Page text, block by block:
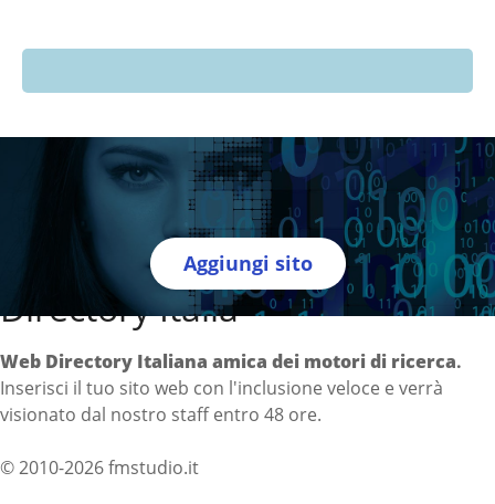
Aggiungi sito
Directory Italia
Web Directory Italiana amica dei motori di ricerca.
Inserisci il tuo sito web con l'inclusione veloce e verrà
visionato dal nostro staff entro 48 ore.
© 2010-2026 fmstudio.it